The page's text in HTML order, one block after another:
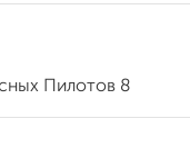
Пилотов 8